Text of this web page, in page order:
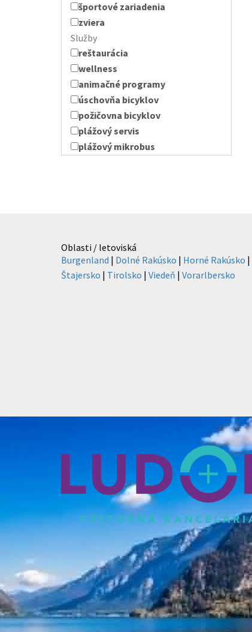
športové zariadenia
zviera
Služby
reštaurácia
wellness
animačné programy
úschovňa bicyklov
požičovna bicyklov
plážový servis
plážový mikrobus
Oblasti / letoviská
Burgenland | Dolné Rakúsko | Horné Rakúsko |
Štajersko | Tirolsko | Viedeň | Vorarlbersko